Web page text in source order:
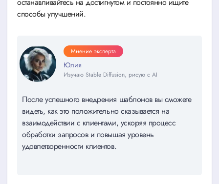
способы улучшений.
Мнение эксперта
Юлия
Изучаю Stable Diffusion, рисую с AI
После успешного внедрения шаблонов вы сможете
видеть, как это положительно сказывается на
взаимодействии с клиентами, ускоряя процесс
обработки запросов и повышая уровень
удовлетворенности клиентов.